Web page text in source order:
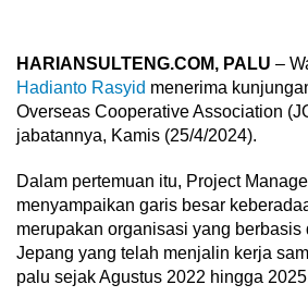
HARIANSULTENG.COM, PALU –
Hadianto Rasyid menerima
Overseas Cooperative Association
jabatannya, Kamis (25/4/2024).
Dalam pertemuan itu, Project
menyampaikan garis besar
merupakan organisasi yang berbasis
Jepang yang telah menjalin kerja
palu sejak Agustus 2022 hingga